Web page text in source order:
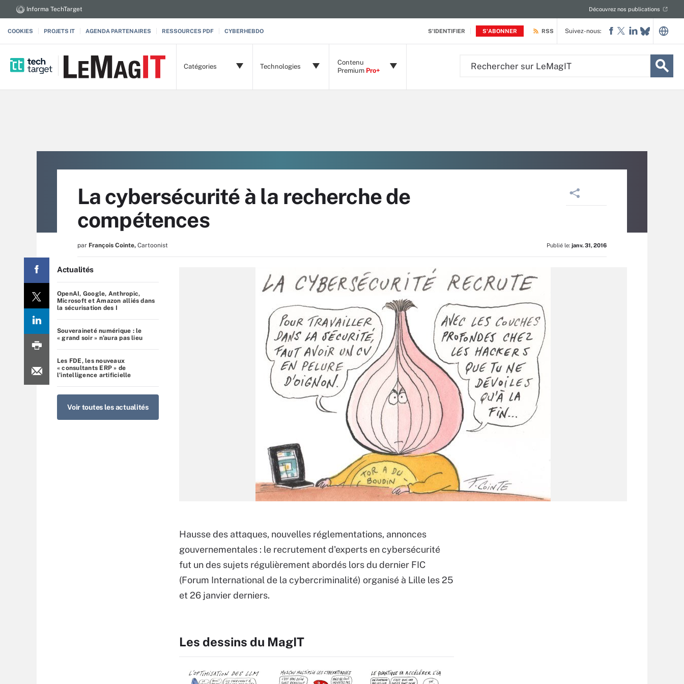
S'IDENTIFIER S'ABONNER
Informa TechTarget Découvrez nos publications
COOKIES PROJETS IT AGENDA PARTENAIRES RESSOURCES PDF CYBERHEBDO RSS
Catégories Technologies
Contenu
Premium Pro+
Suivez-nous:
La cybersécurité à la recherche de
compétences
par François Cointe, Cartoonist Publié le: janv. 31, 2016
Actualités
OpenAI, Google, Anthropic,
Microsoft et Amazon alliés dans
la sécurisation des I
Souveraineté numérique : le
« grand soir » n’aura pas lieu
Les FDE, les nouveaux
« consultants ERP » de
l’intelligence artificielle
Voir toutes les actualités
Hausse des attaques, nouvelles réglementations, annonces
gouvernementales : le recrutement d'experts en cybersécurité
fut un des sujets régulièrement abordés lors du dernier FIC
(Forum International de la cybercriminalité) organisé à Lille les 25
et 26 janvier derniers.
Les dessins du MagIT